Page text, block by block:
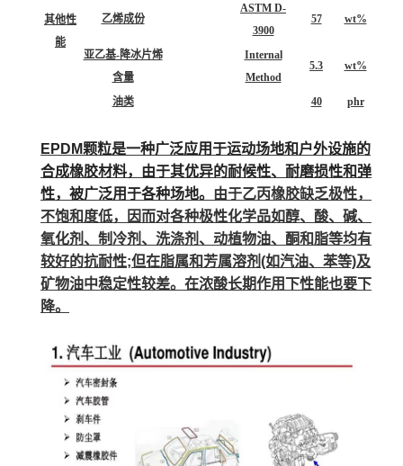
其他性
能
乙烯成份
ASTM D-
3900
57 wt%
亚乙基-降冰片烯
含量
Internal
Method
5.3 wt%
油类 40 phr
EPDM颗粒是一种广泛应用于运动场地和户外设施的
合成橡胶材料，由于其优异的耐候性、耐磨损性和弹
性，被广泛用于各种场地。 由于乙丙橡胶缺乏极性，
不饱和度低，因而对各种极性化学品如醇、酸、碱、
氧化剂、制冷剂、洗涤剂、动植物油、酮和脂等均有
较好的抗耐性;但在脂属和芳属溶剂(如汽油、苯等)及
矿物油中稳定性较差。在浓酸长期作用下性能也要下
降。